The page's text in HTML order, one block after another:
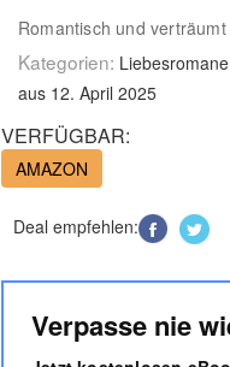
Romantisch und
Kategorien:
aus 12. April 2025
VERFÜGBAR:
AMAZON
Deal empfehlen:
Verpasse nie